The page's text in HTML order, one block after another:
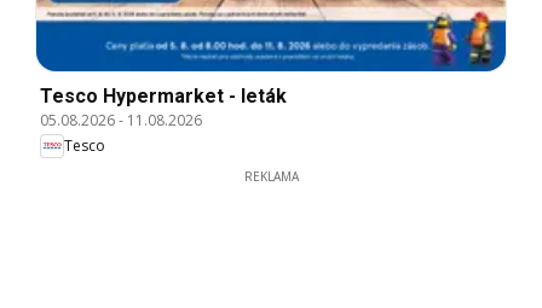
Tesco Hypermarket - leták
05.08.2026- 11.08.2026
Tesco
REKLAMA